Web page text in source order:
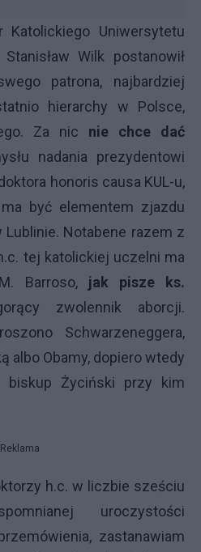
Uniwersytetu
Wilk postanowił
patrona, najbardziej
hierarchy w Polsce,
Za nic nie chce dać
nadania prezydentowi
honoris causa KUL-u,
być elementem zjazdu
Notabene razem z
tej katolickiej uczelni ma
Barroso, jak pisze ks.
zwolennik aborcji.
Schwarzeneggera,
albo Obamy, dopiero wtedy
Życiński przy kim
Reklama
h.c. w liczbie sześciu
uroczystości
zastanawiam